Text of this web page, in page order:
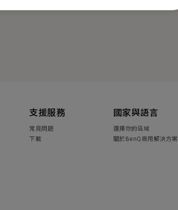
支援服務
常見問題
下載
國家與語言
選擇你的區域
關於BenQ商用解決方案